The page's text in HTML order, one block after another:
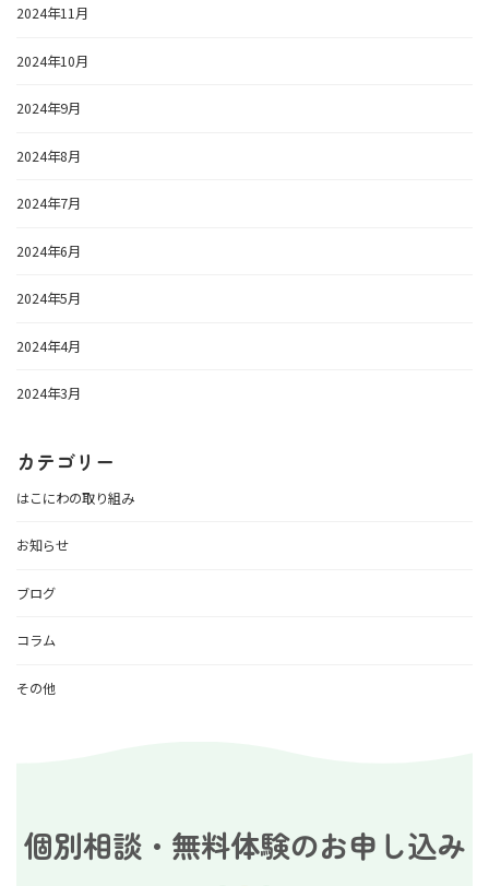
2024年11月
2024年10月
2024年9月
2024年8月
2024年7月
2024年6月
2024年5月
2024年4月
2024年3月
カテゴリー
はこにわの取り組み
お知らせ
ブログ
コラム
その他
個別相談・無料体験のお申し込み